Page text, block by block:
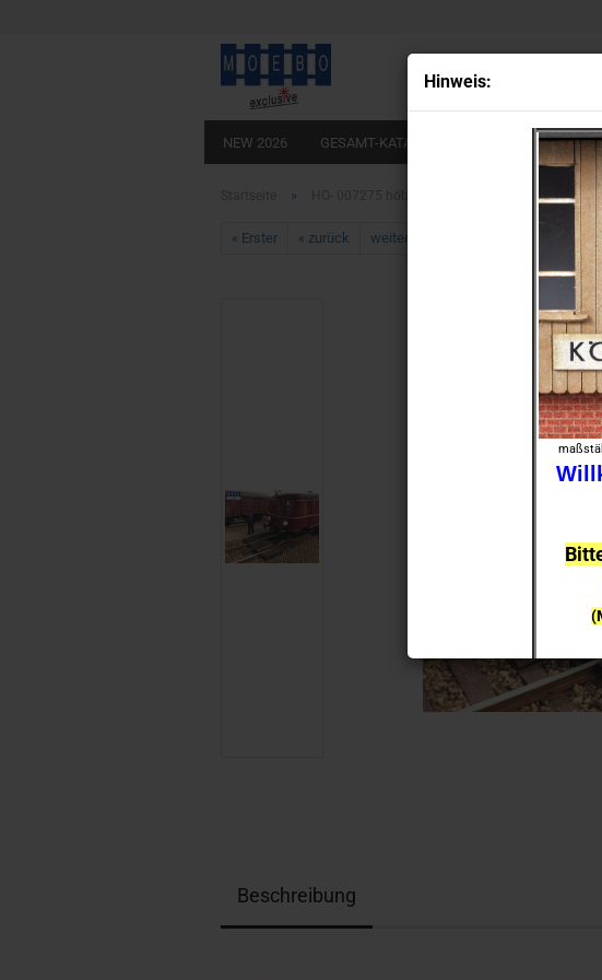
Hin­weis:
bei
NEW 2026 GESAMT-KATALOG BAUGRÖSSE 0
» HO- 007275 hölzerner Gleisübergang f. Märklin
« Erster « zurück weiter » Artikel in
Beschreibung